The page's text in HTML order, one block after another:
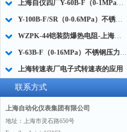
上海自仪四厂Y-60B-F（0-1MPa）不锈钢压力表的量程范围
Y-100B-F/SR（0-0.6MPa）不锈钢压力表材质说明
WZPK-44铠装防爆热电阻-上海自动化仪表三厂
Y-63B-F（0-16MPa）不锈钢压力表使用选型与订货须知
上海转速表厂电子式转速表的应用
联系方式
上海自动化仪表集团有限公司
地址：上海市灵石路650号